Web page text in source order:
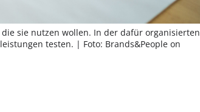
sie nutzen wollen. In der dafür organisierten
testen. | Foto: Brands&People on